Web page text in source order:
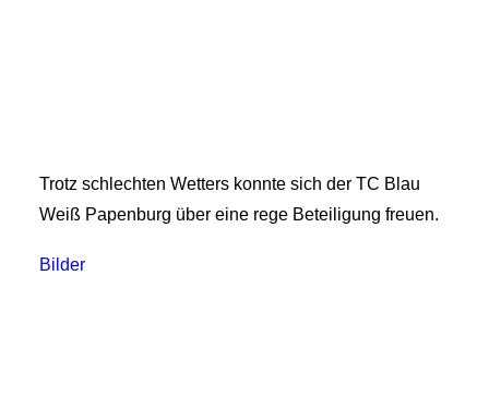
Kontakt
Trotz schlechten Wetters konnte sich der TC Blau
Weiß Papenburg über eine rege Beteiligung freuen.
Bilder